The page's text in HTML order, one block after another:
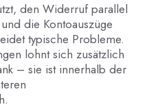
den Widerruf parallel
die Kontoauszüge
typische Probleme.
lohnt sich zusätzlich
– sie ist innerhalb der